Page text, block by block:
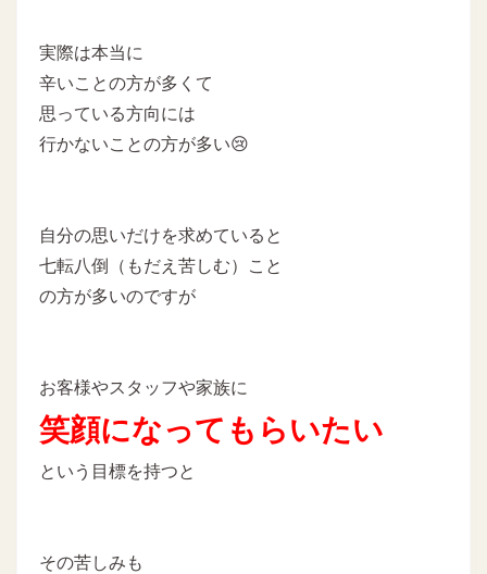
実際は本当に
辛いことの方が多くて
思っている方向には
行かないことの方が多い😢
自分の思いだけを求めていると
七転八倒（もだえ苦しむ）こと
の方が多いのですが
お客様やスタッフや家族に
笑顔になってもらいたい
という目標を持つと
その苦しみも